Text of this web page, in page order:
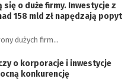
o duże firmy. Inwestycje z
158 mld zł napędzają popyt
dużych firm…
o korporacje i inwestycje
konkurencję